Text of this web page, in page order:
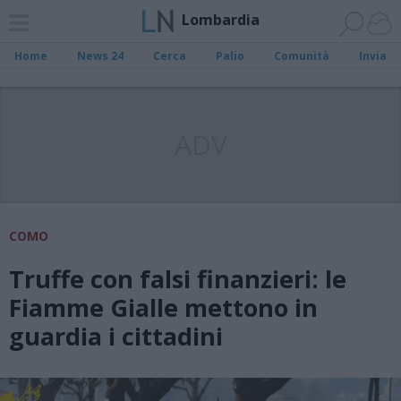
Lombardia
Home News 24 Cerca Palio Comunità Invia
COMO
Truffe con falsi finanzieri: le
Fiamme Gialle mettono in
guardia i cittadini